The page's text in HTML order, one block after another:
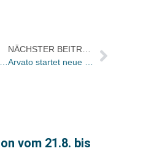
vom 21.8. bis